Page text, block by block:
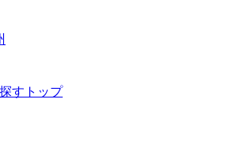
すトップ